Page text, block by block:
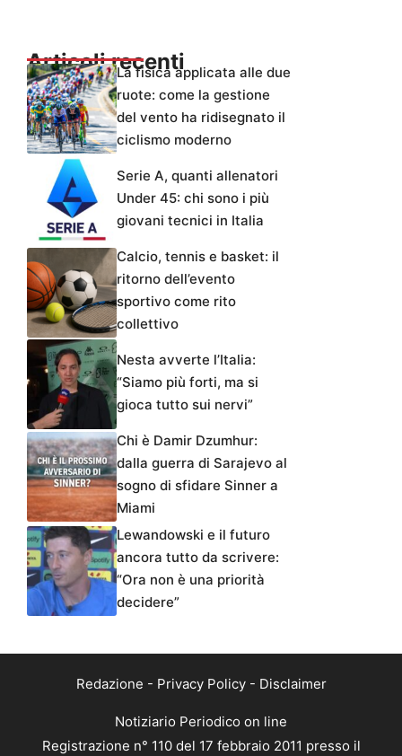
Articoli recentiLa fisica applicata alle due
ruote: come la gestione
del vento ha ridisegnato il
ciclismo moderno
Serie A, quanti allenatori
Under 45: chi sono i più
giovani tecnici in Italia
Calcio, tennis e basket: il
ritorno dell’evento
sportivo come rito
collettivo
Nesta avverte l’Italia:
“Siamo più forti, ma si
gioca tutto sui nervi”
Chi è Damir Dzumhur:
dalla guerra di Sarajevo al
sogno di sfidare Sinner a
Miami
Lewandowski e il futuro
ancora tutto da scrivere:
“Ora non è una priorità
decidere”
Redazione - Privacy Policy- Disclaimer
Notiziario Periodico on line
Registrazione n° 110 del 17 febbraio 2011 presso il